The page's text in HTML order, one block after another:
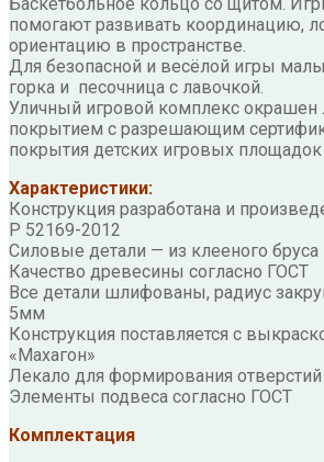
помогают развивать координацию,
ориентацию в пространстве.
Для безопасной и весёлой игры
горка и песочница с лавочкой.
Уличный игровой комплекс окрашен
покрытием с разрешающим
покрытия детских игровых площадок
Характеристики:
Конструкция разработана и
Р 52169-2012
Силовые детали — из клееного
Качество древесины согласно ГОСТ
Все детали шлифованы, радиус
5мм
Конструкция поставляется с
«Махагон»
Лекало для формирования
Элементы подвеса согласно ГОСТ
Комплектация